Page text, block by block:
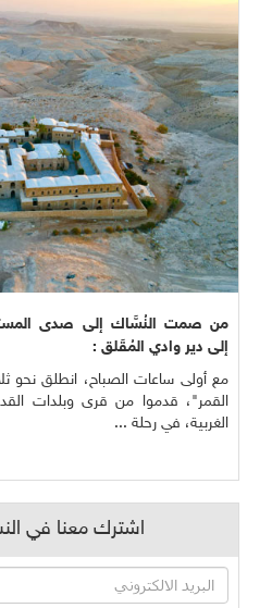
من صمت النُسَّاك إلى صدى
إلى دير وادي المُقَلق :
مع أولى ساعات الصباح، انطلق نحو
القمر"، قدموا من قرى وبلدات
الغربية، في رحلة ...
اشترك معنا في